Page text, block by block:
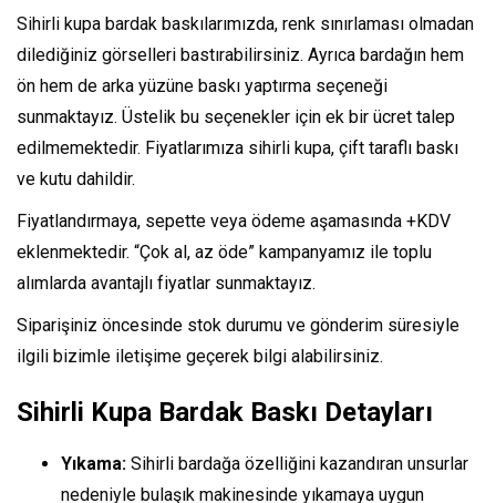
Sihirli kupa bardak baskılarımızda, renk sınırlaması olmadan
dilediğiniz görselleri bastırabilirsiniz. Ayrıca bardağın hem
ön hem de arka yüzüne baskı yaptırma seçeneği
sunmaktayız. Üstelik bu seçenekler için ek bir ücret talep
edilmemektedir. Fiyatlarımıza sihirli kupa, çift taraflı baskı
ve kutu dahildir.
Fiyatlandırmaya, sepette veya ödeme aşamasında +KDV
eklenmektedir. “Çok al, az öde” kampanyamız ile toplu
alımlarda avantajlı fiyatlar sunmaktayız.
Siparişiniz öncesinde stok durumu ve gönderim süresiyle
ilgili bizimle iletişime geçerek bilgi alabilirsiniz.
Sihirli Kupa Bardak Baskı Detayları
Yıkama: Sihirli bardağa özelliğini kazandıran unsurlar
nedeniyle bulaşık makinesinde yıkamaya uygun